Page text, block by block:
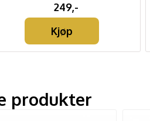
249,-
Kjøp
produkter